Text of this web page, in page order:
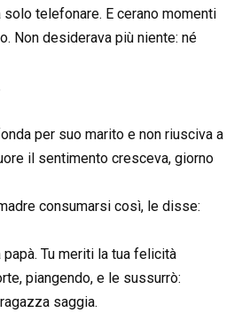
telefonare. E cerano momenti
Non desiderava più niente: né
per suo marito e non riusciva a
il sentimento cresceva, giorno
consumarsi così, le disse:
Tu meriti la tua felicità
piangendo, e le sussurrò:
saggia.